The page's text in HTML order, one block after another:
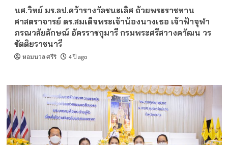
นศ.วิทย์ มร.ลป.คว้ารางวัลชนะเลิศ ถ้วยพระราชทาน
ศาสตราจารย์ ดร.สมเด็จพระเจ้าน้องนางเธอ เจ้าฟ้าจุฬา
ภรณวลัยลักษณ์ อัครราชกุมารี กรมพระศรีสวางควัฒน วร
ขัตติยราชนารี
หอมนวล ศรีริ 4 ปี ago